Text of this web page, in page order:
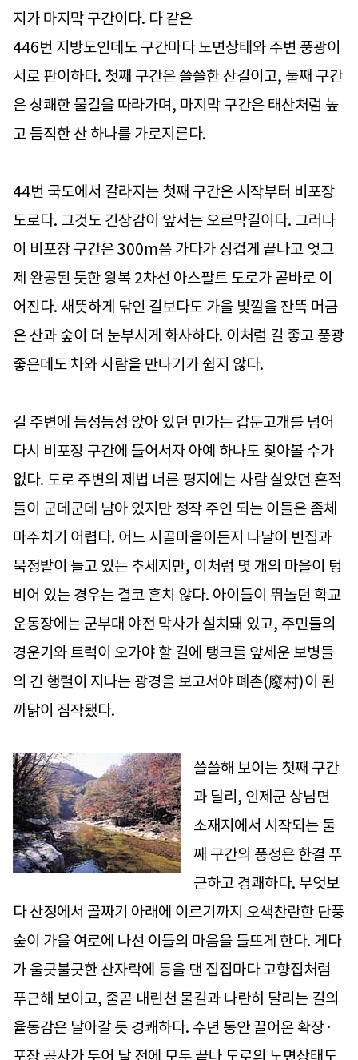
지가 마지막 구간이다. 다 같은
446번 지방도인데도 구간마다 노면상태와 주변 풍광이
서로 판이하다. 첫째 구간은 쓸쓸한 산길이고, 둘째 구간
은 상쾌한 물길을 따라가며, 마지막 구간은 태산처럼 높
고 듬직한 산 하나를 가로지른다.
44번 국도에서 갈라지는 첫째 구간은 시작부터 비포장
도로다. 그것도 긴장감이 앞서는 오르막길이다. 그러나
이 비포장 구간은 300m쯤 가다가 싱겁게 끝나고 엊그
제 완공된 듯한 왕복 2차선 아스팔트 도로가 곧바로 이
어진다. 새뜻하게 닦인 길보다도 가을 빛깔을 잔뜩 머금
은 산과 숲이 더 눈부시게 화사하다. 이처럼 길 좋고 풍광
좋은데도 차와 사람을 만나기가 쉽지 않다.
길 주변에 듬성듬성 앉아 있던 민가는 갑둔고개를 넘어
다시 비포장 구간에 들어서자 아예 하나도 찾아볼 수가
없다. 도로 주변의 제법 너른 평지에는 사람 살았던 흔적
들이 군데군데 남아 있지만 정작 주인 되는 이들은 좀체
마주치기 어렵다. 어느 시골마을이든지 나날이 빈집과
묵정밭이 늘고 있는 추세지만, 이처럼 몇 개의 마을이 텅
비어 있는 경우는 결코 흔치 않다. 아이들이 뛰놀던 학교
운동장에는 군부대 야전 막사가 설치돼 있고, 주민들의
경운기와 트럭이 오가야 할 길에 탱크를 앞세운 보병들
의 긴 행렬이 지나는 광경을 보고서야 폐촌(廢村)이 된
까닭이 짐작됐다.
쓸쓸해 보이는 첫째 구간
과 달리, 인제군 상남면
소재지에서 시작되는 둘
째 구간의 풍정은 한결 푸
근하고 경쾌하다. 무엇보
다 산정에서 골짜기 아래에 이르기까지 오색찬란한 단풍
숲이 가을 여로에 나선 이들의 마음을 들뜨게 한다. 게다
가 울긋불긋한 산자락에 등을 댄 집집마다 고향집처럼
푸근해 보이고, 줄곧 내린천 물길과 나란히 달리는 길의
율동감은 날아갈 듯 경쾌하다. 수년 동안 끌어온 확장·
포장 공사가 두어 달 전에 모두 끝나 도로의 노면상태도